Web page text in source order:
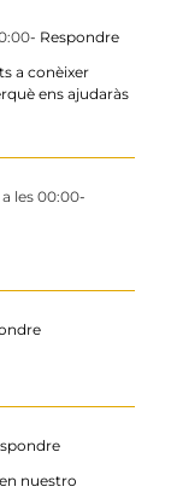
- Respondre
a conèixer
ens ajudaràs
les 00:00-
nuestro